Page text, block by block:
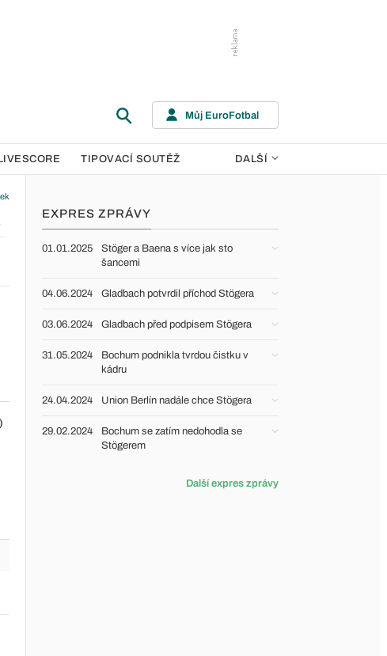
Můj EuroFotbal
LIVESCORE TIPOVACÍ SOUTĚŽ DALŠÍ
EXPRES ZPRÁVY
01.01.2025
Stöger a Baena s více jak sto
šancemi
04.06.2024 Gladbach potvrdil příchod Stögera
03.06.2024 Gladbach před podpisem Stögera
31.05.2024
Bochum podnikla tvrdou čistku v
kádru
24.04.2024 Union Berlín nadále chce Stögera
29.02.2024
Bochum se zatím nedohodla se
Stögerem
Další expres zprávy